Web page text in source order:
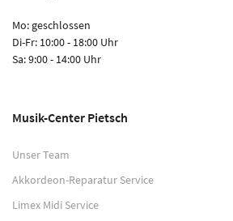
Mo: geschlossen
Di-Fr: 10:00 - 18:00 Uhr
Sa: 9:00 - 14:00 Uhr
Musik-Center Pietsch
Unser Team
Akkordeon-Reparatur Service
Limex Midi Service